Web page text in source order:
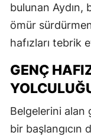
bulunan Aydın,
ömür
hafızları tebrik
GENÇ
Belgelerini alan
bir başlangıcın